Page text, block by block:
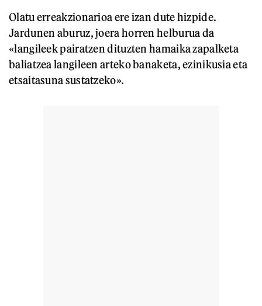
Olatu erreakzionarioa ere izan dute hizpide.
Jardunen aburuz, joera horren helburua da
«langileek pairatzen dituzten hamaika zapalketa
baliatzea langileen arteko banaketa, ezinikusia eta
etsaitasuna sustatzeko».